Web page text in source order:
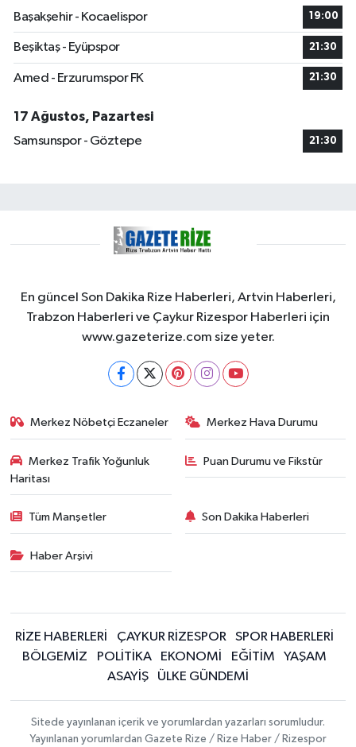
Başakşehir - Kocaelispor
19:00
Beşiktaş - Eyüpspor 21:30
Amed - Erzurumspor FK 21:30
17 Ağustos, Pazartesi
Samsunspor - Göztepe
21:30
En güncel Son Dakika Rize Haberleri, Artvin Haberleri,
Trabzon Haberleri ve Çaykur Rizespor Haberleri için
www.gazeterize.com size yeter.
Merkez Nöbetçi Eczaneler Merkez Hava Durumu
Merkez Trafik Yoğunluk
Haritası
Puan Durumu ve Fikstür
Tüm Manşetler Son Dakika Haberleri
Haber Arşivi
RİZE HABERLERİ ÇAYKUR RİZESPOR
SPOR HABERLERİ
BÖLGEMİZ
POLİTİKA EKONOMİ EĞİTİM
YAŞAM
ASAYİŞ
ÜLKE GÜNDEMİ
Sitede yayınlanan içerik ve yorumlardan yazarları sorumludur.
Yayınlanan yorumlardan Gazete Rize / Rize Haber / Rizespor